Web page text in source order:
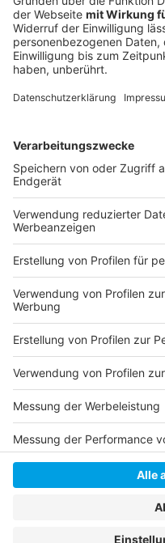
Quarantäne?
Anzeige
Rückkehrer aus
warten, kann man in der
Krankschreiben lassen
Entweder plant man ein
Urlaub oder muss dann
Verbieten kann mit der
Risikogebiet allerdings
den Corona-Test
Anzeige
Anzeige